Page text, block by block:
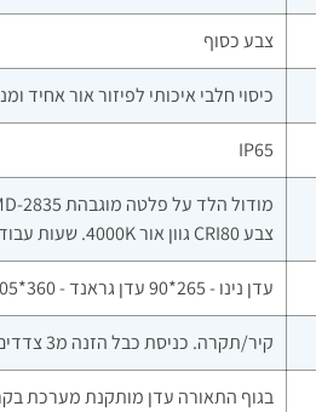
צבע כסוף
כיסוי חלבי איכותי לפיזור אור אחיד ומניעת
IP65
צבע CRI80 גוון אור 4000K. שעות עבודה 50000H
עדן נינו - 265*90 עדן גראנד - 360*105
קיר/תקרה. כניסת כבל הזנה מ3 צדדים. מגש הלדים נשאר תלוי בזמן ההתקנה
בגוף התאורה עדן מותקנת מערכת